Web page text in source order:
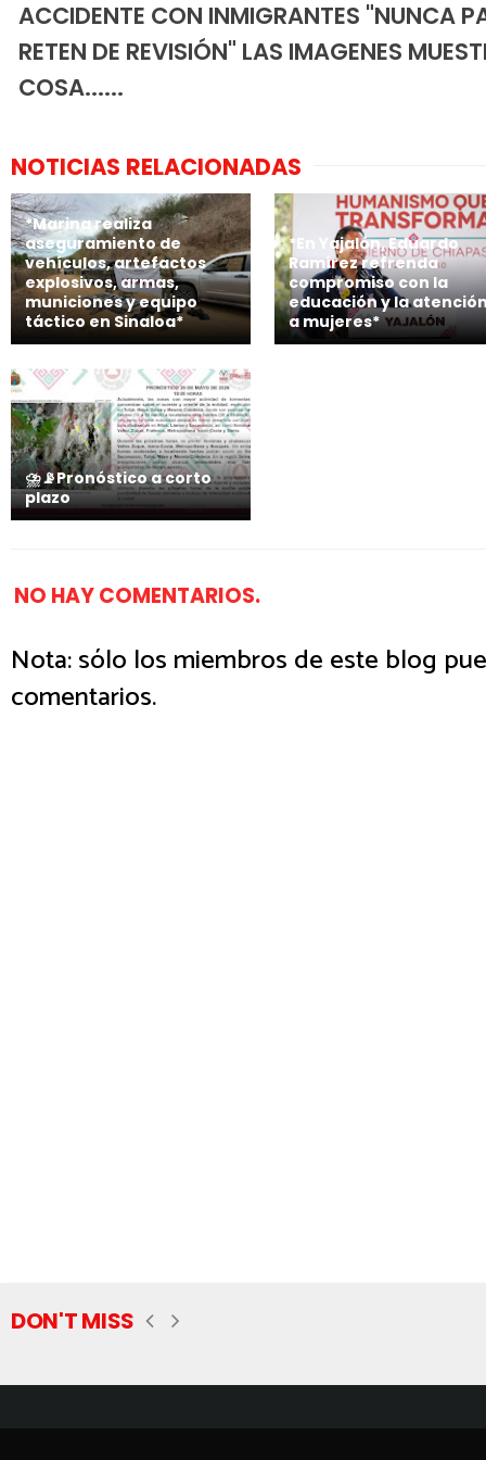
ACCIDENTE CON INMIGRANTES "NUNCA
RETEN DE REVISIÓN" LAS IMAGENES
COSA......
NOTICIAS RELACIONADAS
*Marina realiza
aseguramiento de
vehículos, artefactos
explosivos, armas,
municiones y equipo
táctico en Sinaloa*
*En Yajalón, Eduardo
Ramírez refrenda
compromiso con la
educación y la
a mujeres*
⛈️📡Pronóstico a corto
plazo
NO HAY COMENTARIOS.
Nota: sólo los miembros de este blog
comentarios.
DON'T MISS